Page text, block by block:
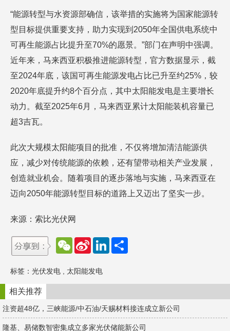
“能源转型与水资源部确信，该举措的实施将为国家能源转
型目标提供重要支持，助力实现到2050年全国供电系统中
可再生能源占比提升至70%的愿景。”部门在声明中强调。
近年来，马来西亚积极推进能源转型，官方数据显示，截
至2024年底，该国可再生能源发电占比已升至约25%，较
2020年底提升约8个百分点，其中太阳能发电是主要增长
动力。截至2025年6月，马来西亚累计太阳能装机容量已
超3吉瓦。​
此次大规模太阳能项目的批准，不仅将增加清洁能源供
应，减少对传统能源的依赖，还有望带动相关产业发展，
创造就业机会。随着项目的逐步落地与实施，马来西亚在
迈向2050年能源转型目标的道路上又迈出了坚实一步。
来源：索比光伏网
W
e
a
t
S
W
e
b
o
L
d
n
标签： 光伏发电 太阳能发电
相关推荐
注资超48亿，三峡能源/中石油/天赐材料接连成立新公司
隆基、易储数智密集成立多家光伏储能新公司